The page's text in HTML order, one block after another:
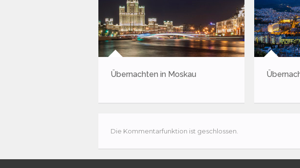
Übernachten in Moskau Übernachten in Athen
Die Kommentarfunktion ist geschlossen.